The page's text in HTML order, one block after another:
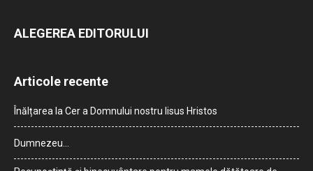
ALEGEREA EDITORULUI
Articole recente
Înălțarea la Cer a Domnului nostru Iisus Hristos
Dumnezeu…